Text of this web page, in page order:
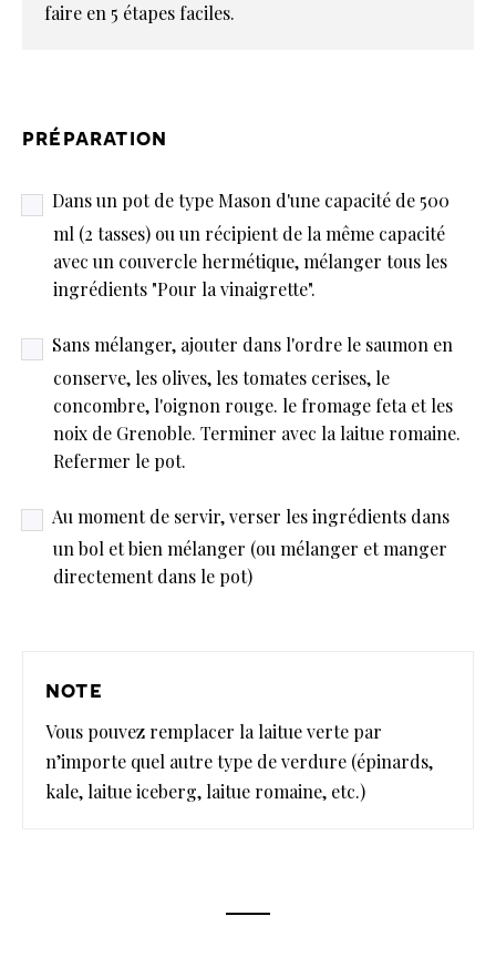
faire en 5 étapes faciles.
préparation
Dans un pot de type Mason d'une capacité de 500
ml (2 tasses) ou un récipient de la même capacité
avec un couvercle hermétique, mélanger tous les
ingrédients "Pour la vinaigrette".
Sans mélanger, ajouter dans l'ordre le saumon en
conserve, les olives, les tomates cerises, le
concombre, l'oignon rouge. le fromage feta et les
noix de Grenoble. Terminer avec la laitue romaine.
Refermer le pot.
Au moment de servir, verser les ingrédients dans
un bol et bien mélanger (ou mélanger et manger
directement dans le pot)
note
Vous pouvez remplacer la laitue verte par
n’importe quel autre type de verdure (épinards,
kale, laitue iceberg, laitue romaine, etc.)